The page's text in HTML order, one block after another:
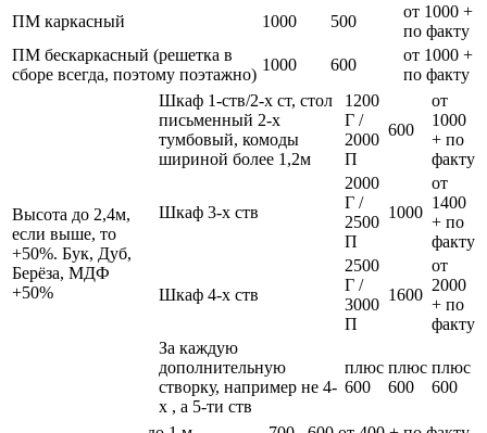
ПМ каркасный 1000 500
от 1000 +
по факту
ПМ бескаркасный (решетка в
сборе всегда, поэтому поэтажно)
1000 600
от 1000 +
по факту
Высота до 2,4м,
если выше, то
+50%. Бук, Дуб,
Берёза, МДФ
+50%
Шкаф 1-ств/2-х ст, стол
письменный 2-х
тумбовый, комоды
шириной более 1,2м
1200
Г /
2000
П
600
от
1000
+ по
факту
Шкаф 3-х ств
2000
Г /
2500
П
1000
от
1400
+ по
факту
Шкаф 4-х ств
2500
Г /
3000
П
1600
от
2000
+ по
факту
За каждую
дополнительную
створку, например не 4-
х , а 5-ти ств
плюс
600
плюс
600
плюс
600